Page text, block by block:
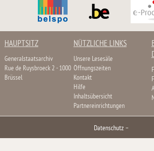
HAUPTSITZ
Generalstaatsarchiv
Rue de Ruysbroeck 2 - 1000
Brüssel
NÜTZLICHE LINKS
Unsere Lesesäle
Öffnungszeiten
Kontakt
Hilfe
Inhaltsübersicht
Partnereinrichtungen
Datenschutz –